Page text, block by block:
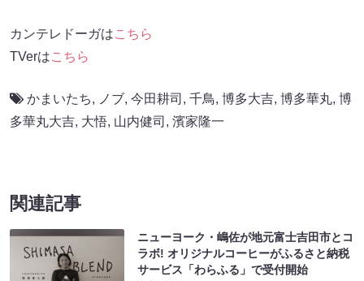
カンテレドーガはこちら
TVerはこちら
かまいたち, ノブ, 今田耕司 , 千鳥, 博多大吉, 博多華丸, 博
多華丸大吉, 大悟, 山内健司 , 濱家隆一
関連記事
ニューヨーク・嶋佐が地元富士吉田市とコ
ラボ! オリジナルコーヒーがふるさと納税
サービス「わらふる」で受付開始